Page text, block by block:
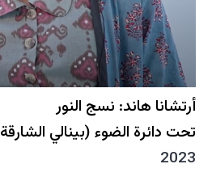
أرتشانا هاند: نسج النور
تحت دائرة الضوء (بينالي الشارقة 15)
2023